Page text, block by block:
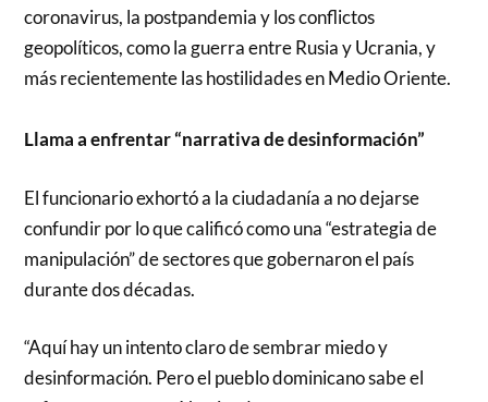
coronavirus, la postpandemia y los conflictos
geopolíticos, como la guerra entre Rusia y Ucrania, y
más recientemente las hostilidades en Medio Oriente.
Llama a enfrentar “narrativa de desinformación”
El funcionario exhortó a la ciudadanía a no dejarse
confundir por lo que calificó como una “estrategia de
manipulación” de sectores que gobernaron el país
durante dos décadas.
“Aquí hay un intento claro de sembrar miedo y
desinformación. Pero el pueblo dominicano sabe el